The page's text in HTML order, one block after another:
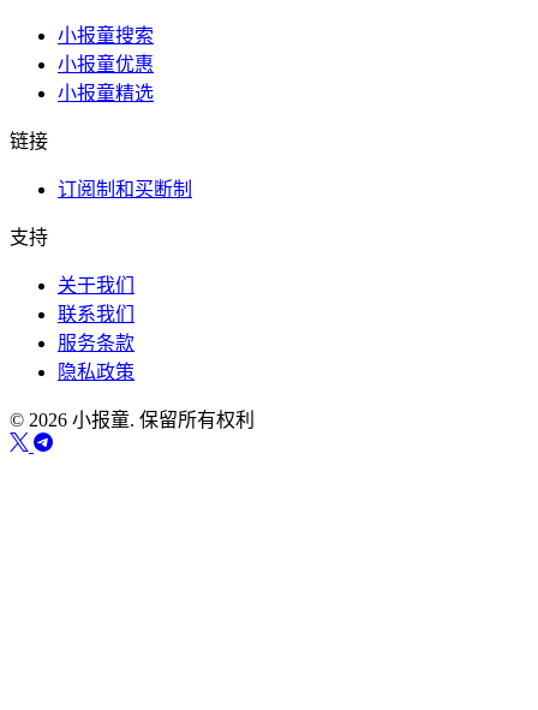
小报童搜索
小报童优惠
小报童精选
链接
订阅制和买断制
支持
关于我们
联系我们
服务条款
隐私政策
© 2026 小报童. 保留所有权利